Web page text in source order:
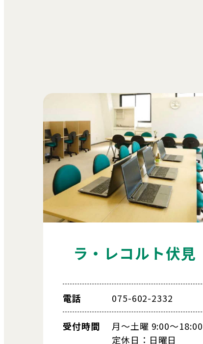
ラ・レコルト伏見
電話 075-602-2332
受付時間
月～土曜 9:00～18:00
定休日：日曜日